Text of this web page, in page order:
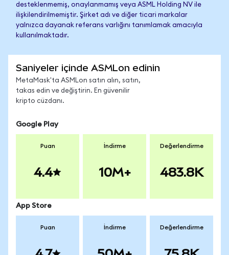
desteklenmemiş, onaylanmamış veya ASML Holding NV ile
ilişkilendirilmemiştir. Şirket adı ve diğer ticari markalar
yalnızca dayanak referans varlığını tanımlamak amacıyla
kullanılmaktadır.
Saniyeler içinde ASMLon edinin
MetaMask'ta ASMLon satın alın, satın,
takas edin ve değiştirin. En güvenilir
kripto cüzdanı.
Google Play
Puan
4.4
İndirme
10M+
Değerlendirme
483.8K
App Store
Puan İndirme Değerlendirme